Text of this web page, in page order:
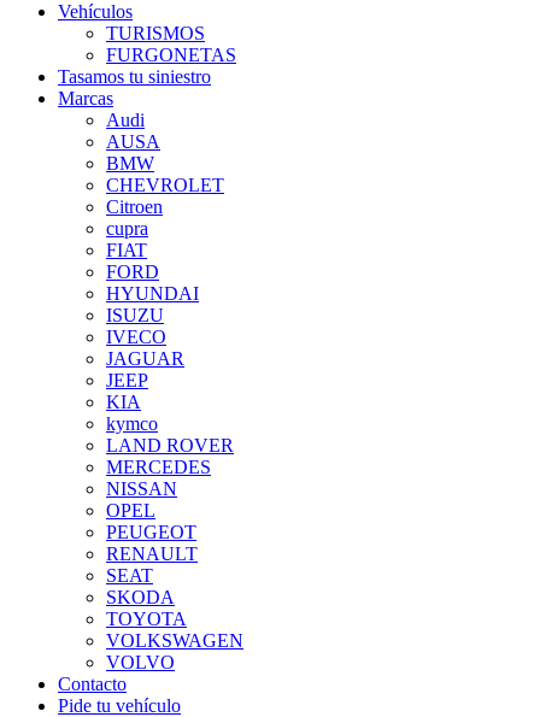
Vehículos
TURISMOS
FURGONETAS
Tasamos tu siniestro
Marcas
Audi
AUSA
BMW
CHEVROLET
Citroen
cupra
FIAT
FORD
HYUNDAI
ISUZU
IVECO
JAGUAR
JEEP
KIA
kymco
LAND ROVER
MERCEDES
NISSAN
OPEL
PEUGEOT
RENAULT
SEAT
SKODA
TOYOTA
VOLKSWAGEN
VOLVO
Contacto
Pide tu vehículo